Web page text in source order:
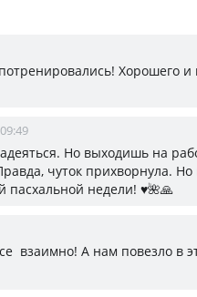
Хорошего и
Но выходишь на
чуток прихворнула. Но
недели! ♥️🌺🙏
взаимно! А нам повезло в